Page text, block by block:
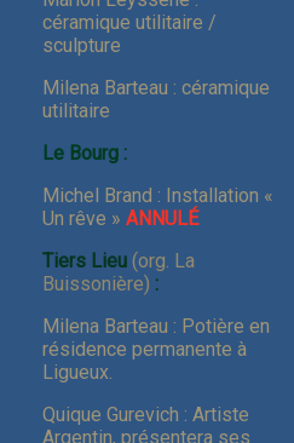
céramique utilitaire /
sculpture
Milena Barteau : céramique
utilitaire
Le Bourg :
Michel Brand : Installation «
Un rêve » ANNULÉ
Tiers Lieu (org. La
Buissonière) :
Milena Barteau : Potière en
résidence permanente à
Ligueux.
Quique Gurevich : Artiste
Argentin, présentera ses